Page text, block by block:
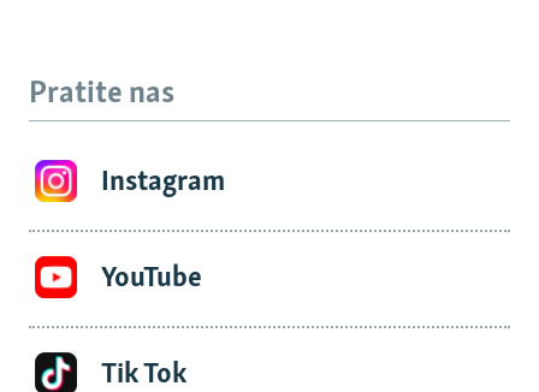
Pratite nas
Instagram
YouTube
Tik Tok